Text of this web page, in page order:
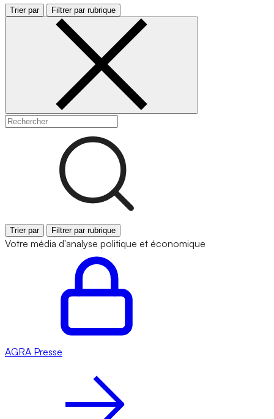
Trier par Filtrer par rubrique
Trier par Filtrer par rubrique
Votre média d'analyse politique et économique
AGRA Presse